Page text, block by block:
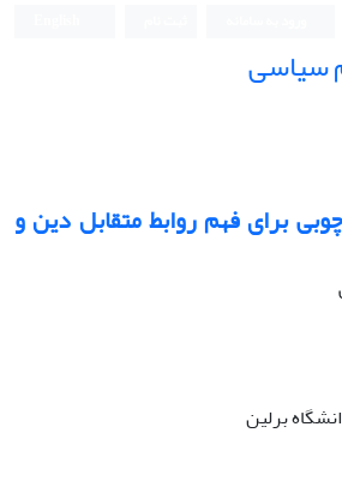
سیاسی
برای فهم روابط متقابل دین و
برلین